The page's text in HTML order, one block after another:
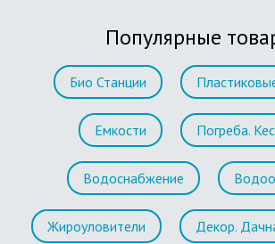
Популярные
Био Станции
Емкости Погреба.
Водоснабжение
Жироуловители Декор.